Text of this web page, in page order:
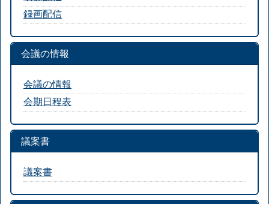
録画配信
会議の情報
会議の情報
会期日程表
議案書
議案書